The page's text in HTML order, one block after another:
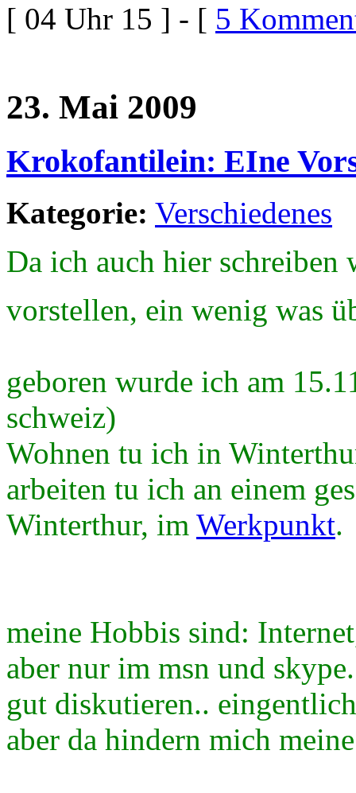
[ 04 Uhr 15 ] - [ 5
23. Mai 2009
Krokofantilein: EIne
Kategorie: Verschiedenes
Da ich auch hier schreiben
vorstellen, ein wenig was
geboren wurde ich am
schweiz)
Wohnen tu ich in
arbeiten tu ich an einem
Winterthur, im Werkpunkt.
meine Hobbis sind:
aber nur im msn und
gut diskutieren..
aber da hindern mich